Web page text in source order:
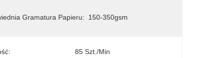
Gramatura Papieru: 150-350gsm
85 Szt./min